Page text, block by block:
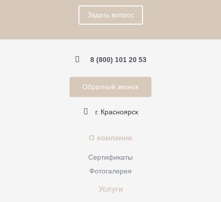
Задать вопрос
8 (800) 101 20 53
Обратный звонок
г. Красноярск
О компании
Сертификаты
Фотогалерея
Услуги